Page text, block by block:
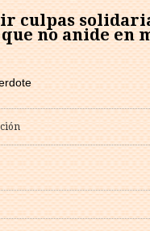
culpas
no anide en